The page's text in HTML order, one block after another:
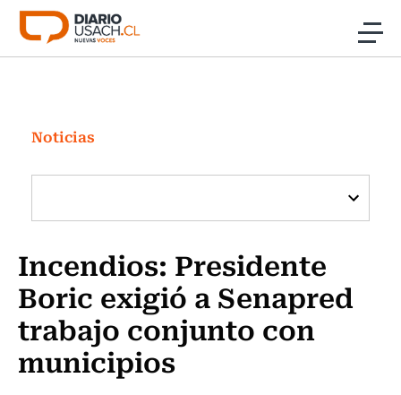
Click acá para ir directamente al contenido
Investigación
Cultura
Programas Radio y TV Usach
Noticias
Incendios: Presidente
Boric exigió a Senapred
trabajo conjunto con
municipios